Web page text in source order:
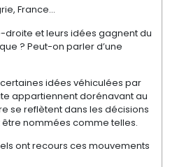
France…
droite et leurs idées gagnent du
? Peut-on parler d’une
idées véhiculées par
appartiennent dorénavant au
se reflètent dans les décisions
nommées comme telles.
ont recours ces mouvements